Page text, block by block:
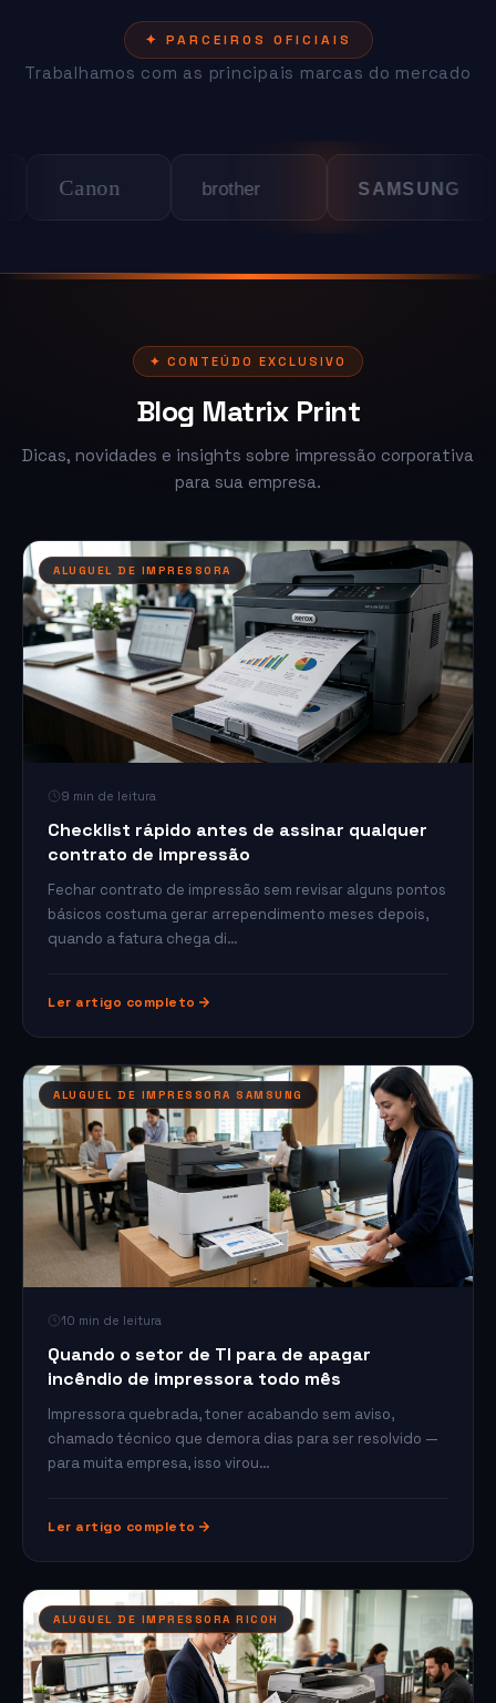
✦ PARCEIROS OFICIAIS
Trabalhamos com as principais marcas do mercado
SAMSUNG
✦ CONTEÚDO EXCLUSIVO
Blog Matrix Print
Dicas, novidades e insights sobre impressão corporativa
para sua empresa.
ALUGUEL DE IMPRESSORA
9 min de leitura
Checklist rápido antes de assinar qualquer
contrato de impressão
Fechar contrato de impressão sem revisar alguns pontos
básicos costuma gerar arrependimento meses depois,
quando a fatura chega di…
Ler artigo completo
ALUGUEL DE IMPRESSORA SAMSUNG
10 min de leitura
Quando o setor de TI para de apagar
incêndio de impressora todo mês
Impressora quebrada, toner acabando sem aviso,
chamado técnico que demora dias para ser resolvido —
para muita empresa, isso virou…
Ler artigo completo
ALUGUEL DE IMPRESSORA RICOH